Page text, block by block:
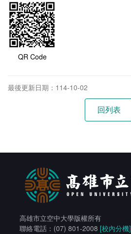
QR Code
最後更新日期：114-10-02
高雄市立空中大學版權所有
聯絡電話：(07) 801-2008 [校內分機]